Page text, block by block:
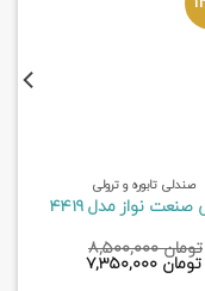
صندلی تابوره و ترولی
صنعت نواز مدل 4419
تومان۸,۵۰۰,۰۰۰
قیمت
اصلی
تومان ۷,۳۵۰,۰۰۰ قیمت